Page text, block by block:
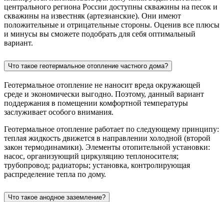
центрального региона России доступны скважины на песок и
скважины на известняк (артезианские). Они имеют
положительные и отрицательные стороны. Оценив все плюсы
и минусы вы сможете подобрать для себя оптимальный
вариант.
Что такое геотермальное отопление частного дома?
Геотермальное отопление не наносит вреда окружающей
среде и экономически выгодно. Поэтому, данный вариант
поддержания в помещении комфортной температуры
заслуживает особого внимания.
Геотермальное отопление работает по следующему принципу:
теплая жидкость движется в направлении холодной (второй
закон термодинамики). Элементы отопительной установки:
насос, организующий циркуляцию теплоносителя;
трубопровод; радиаторы; установка, контролирующая
распределение тепла по дому.
Что такое анодное заземление?